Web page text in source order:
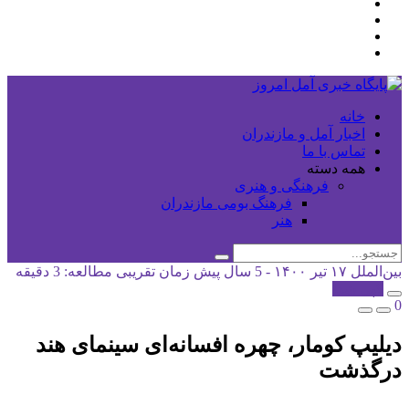
خانه
اخبار آمل و مازندران
تماس با ما
همه دسته
فرهنگی و هنری
فرهنگ بومی مازندران
هنر
بین‌الملل ۱۷ تیر ۱۴۰۰ - 5 سال پیش
زمان تقریبی مطالعه: 3 دقیقه
0
دیلیپ کومار، چهره افسانه‌ای سینمای هند
درگذشت